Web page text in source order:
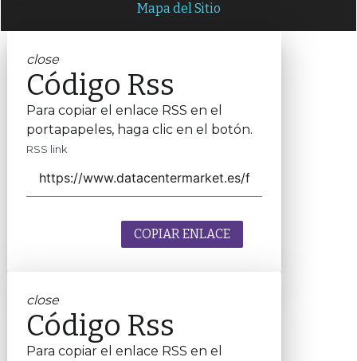
Mapa del Sitio
close
Código Rss
Para copiar el enlace RSS en el
portapapeles, haga clic en el botón.
RSS link
COPIAR ENLACE
close
Código Rss
Para copiar el enlace RSS en el